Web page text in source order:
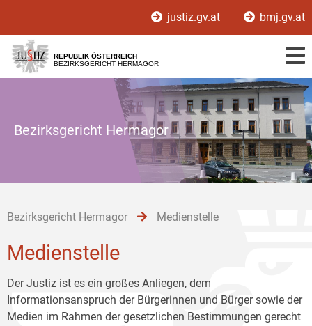
[1]
[2]
[3]
justiz.gv.at bmj.gv.at
REPUBLIK ÖSTERREICH
BEZIRKSGERICHT HERMAGOR
Bezirksgericht Hermagor
Bezirksgericht Hermagor Medienstelle
Medienstelle
Der Justiz ist es ein großes Anliegen, dem
Informationsanspruch der Bürgerinnen und Bürger sowie der
Medien im Rahmen der gesetzlichen Bestimmungen gerecht